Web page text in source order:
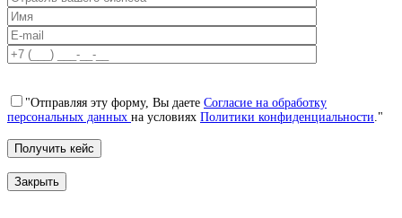
"Отправляя эту форму, Вы даете Согласие на обработку
персональных данных на условиях Политики конфиденциальности ."
Закрыть